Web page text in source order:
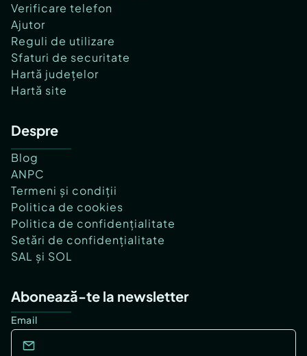
Verificare telefon
Ajutor
Reguli de utilizare
Sfaturi de securitate
Hartă județelor
Hartă site
Despre
Blog
ANPC
Termeni și condiții
Politica de cookies
Politica de confidențialitate
Setări de confidențialitate
SAL și SOL
Abonează-te la newsletter
Email